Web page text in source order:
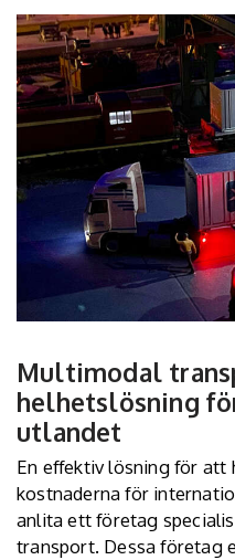
Multimodal
helhetslösning
utlandet
En effektiv lösning för att
kostnaderna för
anlita ett företag
transport. Dessa företag